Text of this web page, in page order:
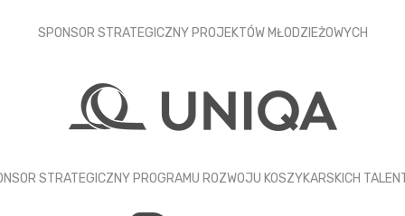
SPONSOR STRATEGICZNY PROJEKTÓW MŁODZIEŻOWYCH
STRATEGICZNY PROGRAMU ROZWOJU KOSZYKARSKICH